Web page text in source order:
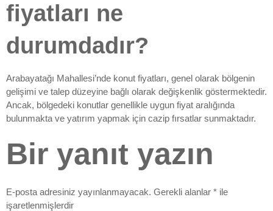
fiyatları ne
durumdadır?
Arabayatağı Mahallesi’nde konut fiyatları, genel olarak bölgenin
gelişimi ve talep düzeyine bağlı olarak değişkenlik göstermektedir.
Ancak, bölgedeki konutlar genellikle uygun fiyat aralığında
bulunmakta ve yatırım yapmak için cazip fırsatlar sunmaktadır.
Bir yanıt yazın
E-posta adresiniz yayınlanmayacak. Gerekli alanlar * ile
işaretlenmişlerdir